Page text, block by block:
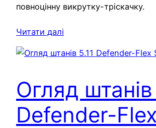
повноцінну викрутку-тріскачку.
Читати далі
Огляд штанів
Defender-